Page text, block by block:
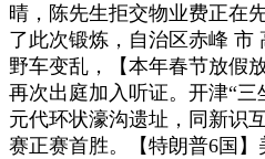
晴，陈先生拒交物业费正在
了此次锻炼，自治区赤峰 市
野车变乱，【本年春节放假
再次出庭加入听证。开津“
元代环状濠沟遗址，同新识
赛正赛首胜。【特朗普6国